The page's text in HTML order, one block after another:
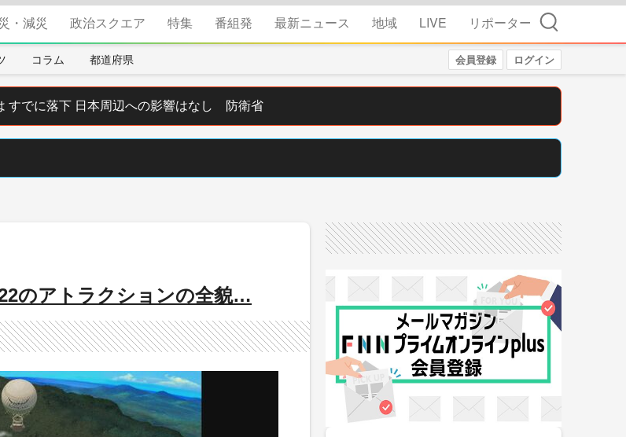
・減災 政治スクエア 特集 番組発 最新ニュース 地域 LIVE リポーター 検索
コラム 都道府県 会員登録 ログイン
すでに落下 日本周辺への影響はなし 防衛省
のアトラクションの全貌…